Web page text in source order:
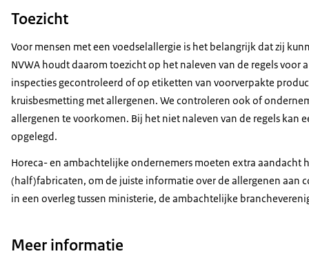
Toezicht
Voor mensen met een voedselallergie is het belangrijk dat zij
NVWA houdt daarom toezicht op het naleven van de regels
inspecties gecontroleerd of op etiketten van voorverpakte
kruisbesmetting met allergenen. We controleren ook of
allergenen te voorkomen. Bij het niet naleven van de regels kan
opgelegd.
Horeca- en ambachtelijke ondernemers moeten extra
(half)fabricaten, om de juiste informatie over de allergenen aan
in een overleg tussen ministerie, de ambachtelijke
Meer informatie